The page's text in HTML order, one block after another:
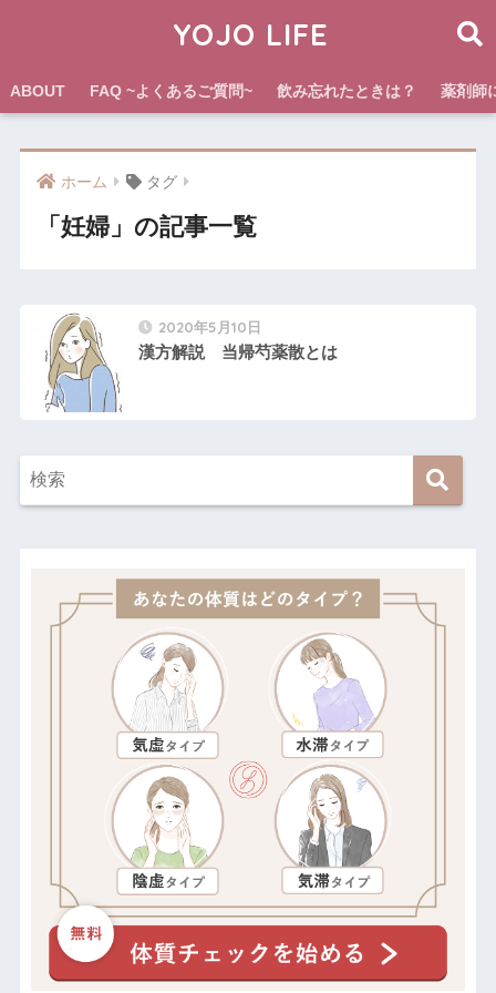
YOJO LIFE
ABOUT FAQ ~よくあるご質問~ 飲み忘れたときは？ 薬剤師
ホーム タグ
「妊婦」の記事一覧
2020年5月10日
漢方解説 当帰芍薬散とは